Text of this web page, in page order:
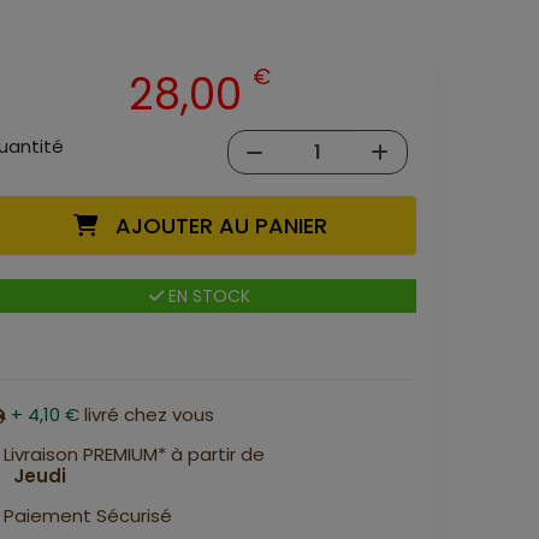
28,00 €
AJOUTER AU PANIER
EN STOCK
+ 4,10 €livré chez vous
Livraison PREMIUM* à partir de
Jeudi
Paiement Sécurisé